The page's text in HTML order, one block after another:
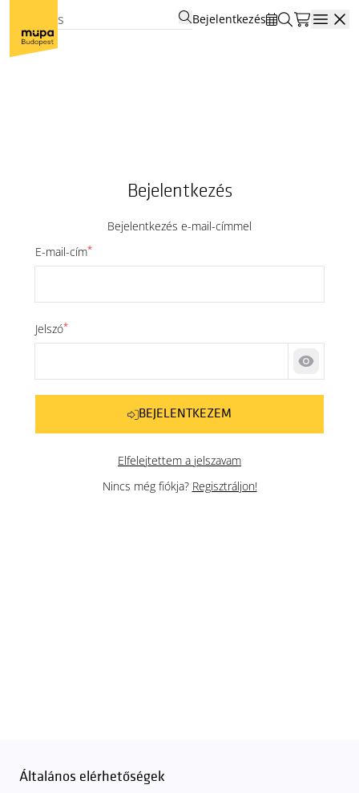
Bejelentkezés
Bejelentkezés
Bejelentkezés e-mail-címmel
E-mail-cím*
Jelszó*
Jelszó
BEJELENTKEZEM
Elfelejtettem a jelszavam
Nincs még fiókja? Regisztráljon!
Általános elérhetőségek